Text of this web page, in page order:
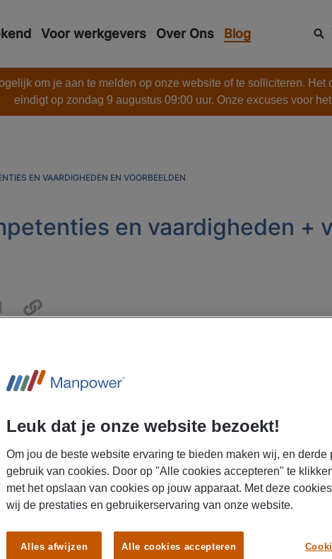
Voor werkgevers Over Ons Blog
om je aan te melden op onze website of te solliciteren.
eindigt op zondag 9 augustus 09:00 uur. Onze excuses voor
EN VAARDIGHEDEN EN VOORBEELDEN
en vaardigheden +
Leuk dat je onze website bezoekt!
Om jou de beste website ervaring te bieden maken wij, en derde
gebruik van cookies. Door op "Alle cookies accepteren" te
met het opslaan van cookies op jouw apparaat. Met deze
wij de prestaties en gebruikerservaring van onze website.
Alles afwijzen Alle cookies accepteren